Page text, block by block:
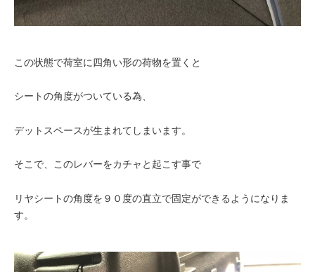
この状態で荷室に四角い形の荷物を置くと
シートの角度がついている為、
デットスペースが生まれてしまいます。
そこで、このレバーをカチャと起こす事で
リヤシートの角度を９０度の直立で固定ができるようになりま
す。